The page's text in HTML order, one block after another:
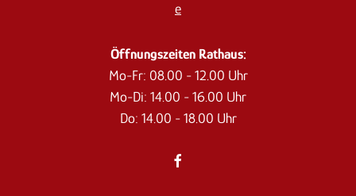
e
Öffnungszeiten Rathaus:
Mo-Fr: 08.00 - 12.00 Uhr
Mo-Di: 14.00 - 16.00 Uhr
Do: 14.00 - 18.00 Uhr